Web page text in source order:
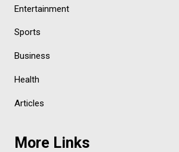
Entertainment
Sports
Business
Health
Articles
More Links